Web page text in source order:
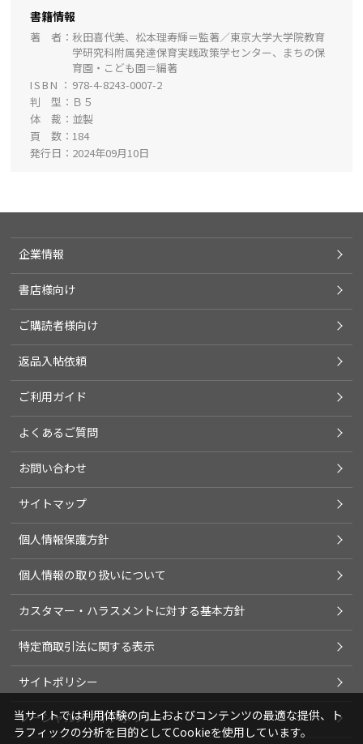
書籍情報
著 者
秋田喜代美、松本理寿輝＝監著／東京大学大学院教育
学研究科附属発達保育実践政策学センター、まちの保
育園・こども園＝編著
ISBN
978-4-8243-0007-2
判 型
Ｂ５
体 裁
並製
頁 数
184
発行日
2024年09月10日
企業情報
書店様向け
ご購読者様向け
返品入帖依頼
ご利用ガイド
よくあるご質問
お問い合わせ
サイトマップ
個人情報保護方針
個人情報の取り扱いについて
カスタマー・ハラスメントに対する基本方針
特定商取引法に関する表示
サイトポリシー
ソーシャルメディアポリシー
当サイトでは利用体験の向上およびコンテンツの最適な提供、ト
ラフィックの分析を目的としてCookieを使用しています。